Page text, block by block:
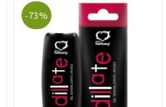
-73%